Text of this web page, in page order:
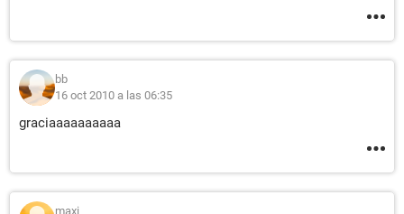
bb
16 oct 2010 a las 06:35
graciaaaaaaaaaa
maxi